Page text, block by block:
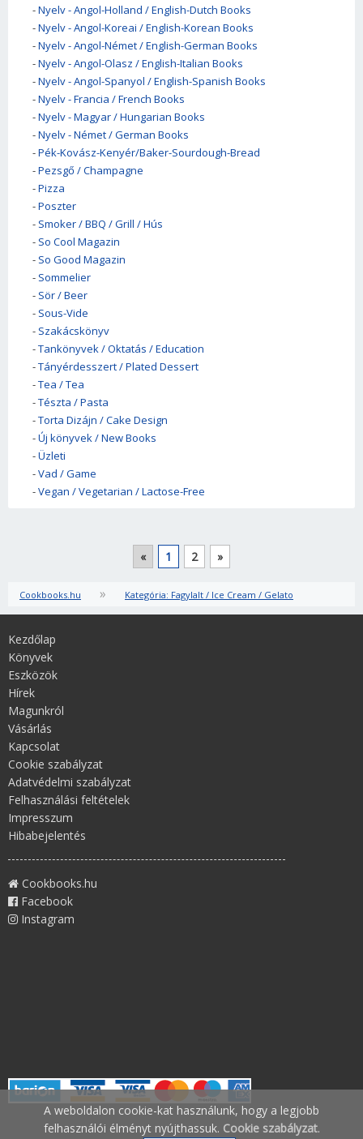
-Nyelv - Angol-Holland / English-Dutch Books
-Nyelv - Angol-Koreai / English-Korean Books
-Nyelv - Angol-Német / English-German Books
-Nyelv - Angol-Olasz / English-Italian Books
-Nyelv - Angol-Spanyol / English-Spanish Books
-Nyelv - Francia / French Books
-Nyelv - Magyar / Hungarian Books
-Nyelv - Német / German Books
-Pék-Kovász-Kenyér/Baker-Sourdough-Bread
-Pezsgő / Champagne
-Pizza
-Poszter
- Smoker / BBQ / Grill / Hús
- So Cool Magazin
- So Good Magazin
- Sommelier
- Sör / Beer
- Sous-Vide
- Szakácskönyv
-Tankönyvek / Oktatás / Education
-Tányérdesszert / Plated Dessert
-Tea / Tea
-Tészta / Pasta
-Torta Dizájn / Cake Design
-Új könyvek / New Books
-Üzleti
-Vad / Game
-Vegan / Vegetarian / Lactose-Free
« 1 2 »
Cookbooks.hu » Kategória: Fagylalt / Ice Cream / Gelato
Kezdőlap
Könyvek
Eszközök
Hírek
Magunkról
Vásárlás
Kapcsolat
Cookie szabályzat
Adatvédelmi szabályzat
Felhasználási feltételek
Impresszum
Hibabejelentés
Cookbooks.hu
Facebook
Instagram
A weboldalon cookie-kat használunk, hogy a legjobb
felhasználói élményt nyújthassuk. Cookie szabályzat.